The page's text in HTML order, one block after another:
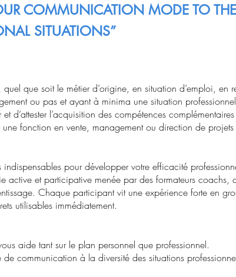
COMMUNICATION MODE TO
SITUATIONS”
que soit le métier d’origine, en situation d’emploi, en
ou pas et ayant à minima une situation
l’acquisition des compétences
fonction en vente, management ou direction de projets
indispensables pour développer votre efficacité
active et participative menée par des formateurs coachs,
Chaque participant vit une expérience forte en
utilisables immédiatement.
aide tant sur le plan personnel que professionnel.
communication à la diversité des situations